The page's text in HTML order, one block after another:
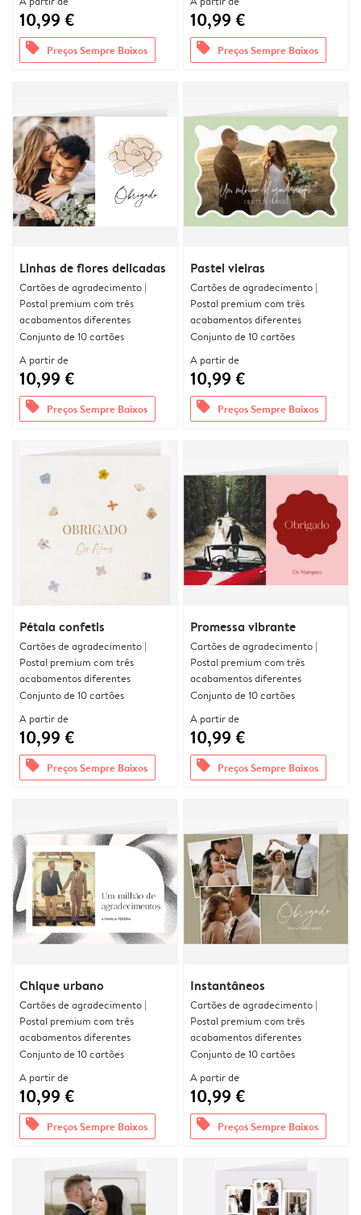
10,99 €
offers Preços Sempre Baixos
10,99 €
offers Preços Sempre Baixos
Linhas de flores delicadas
Cartões de agradecimento |
Postal premium com três
acabamentos diferentes
Conjunto de 10 cartões
A partir de
10,99 €
offers Preços Sempre Baixos
Pastel vieiras
Cartões de agradecimento |
Postal premium com três
acabamentos diferentes
Conjunto de 10 cartões
A partir de
10,99 €
offers Preços Sempre Baixos
Pétala confetis
Cartões de agradecimento |
Postal premium com três
acabamentos diferentes
Conjunto de 10 cartões
A partir de
10,99 €
offers Preços Sempre Baixos
Promessa vibrante
Cartões de agradecimento |
Postal premium com três
acabamentos diferentes
Conjunto de 10 cartões
A partir de
10,99 €
offers Preços Sempre Baixos
Chique urbano
Cartões de agradecimento |
Postal premium com três
acabamentos diferentes
Conjunto de 10 cartões
A partir de
10,99 €
offers Preços Sempre Baixos
Instantâneos
Cartões de agradecimento |
Postal premium com três
acabamentos diferentes
Conjunto de 10 cartões
A partir de
10,99 €
offers Preços Sempre Baixos